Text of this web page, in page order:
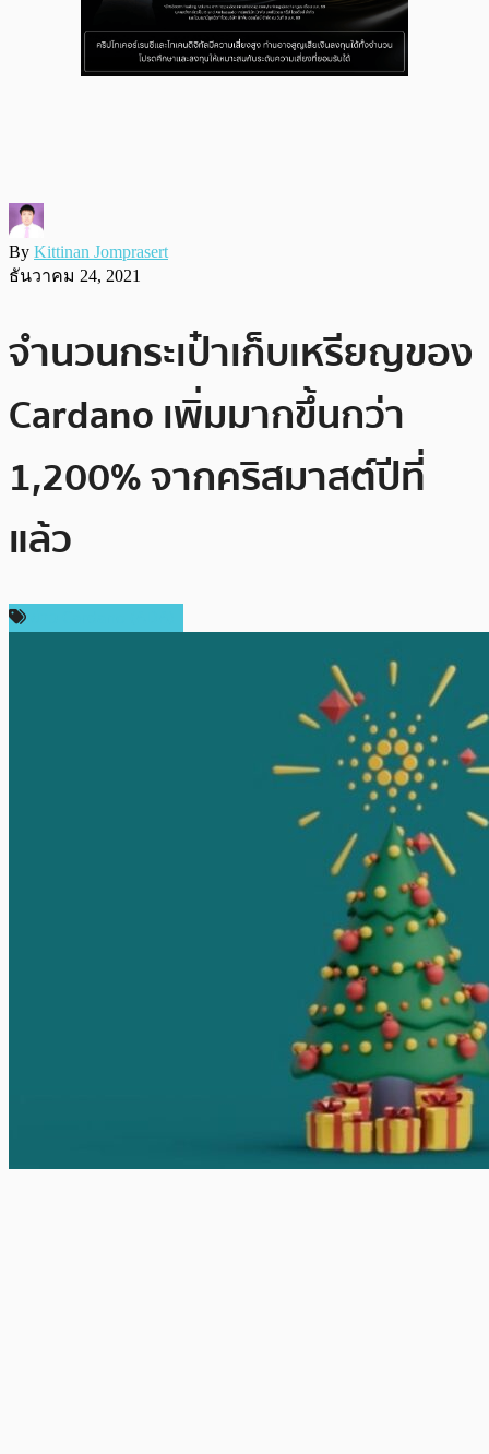
By Kittinan Jomprasert
ธันวาคม 24, 2021
จำนวนกระเป๋าเก็บเหรียญของ
Cardano เพิ่มมากขึ้นกว่า
1,200% จากคริสมาสต์ปีที่
แล้ว